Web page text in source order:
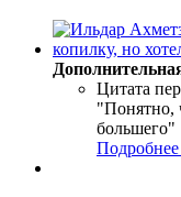
Цитата
"Понятно,
большего"
Подробнее